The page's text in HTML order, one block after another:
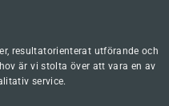
resultatorienterat utförande och
är vi stolta över att vara en av
service.